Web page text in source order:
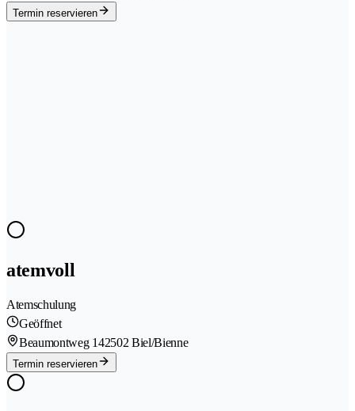
Termin reservieren
atemvoll
Atemschulung
Geöffnet
Beaumontweg 142502 Biel/Bienne
Termin reservieren